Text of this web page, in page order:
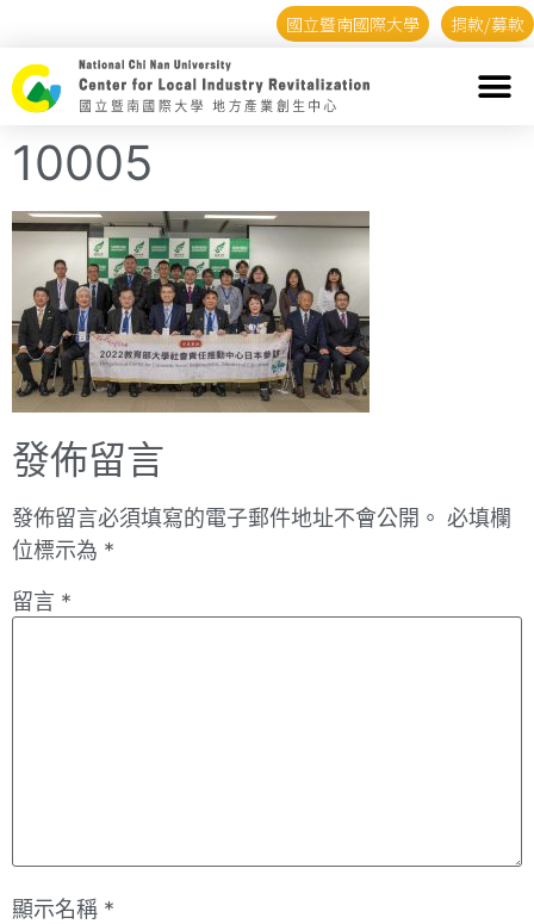
國立暨南國際大學 捐款/募款
10005
發佈留言
發佈留言必須填寫的電子郵件地址不會公開。 必填欄
位標示為 *
留言 *
顯示名稱 *